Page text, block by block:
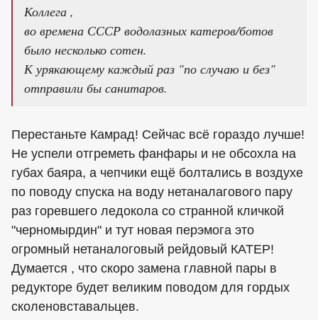
Коллега ,
во времена СССР водолазных катеров/ботов
было несколько сотен.
К урякающему каждый раз "по случаю и без"
отправили бы санитаров.
Перестаньте Камрад! Сейчас всё гораздо лучше!
Не успели отгреметь фанфары и не обсохла на
губах баяра, а чепчики ещё болтались в воздухе
по поводу спуска на воду нетаналагового пару
раз горевшего ледокола со странной кличкой
"черномырдин" и тут новая перэмога это
огромный нетаналоговый рейдовый КАТЕР!
Думается , что скоро замена главной пары в
редукторе будет великим поводом для гордых
сколеновставальцев.